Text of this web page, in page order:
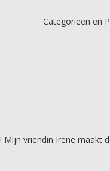
Categorieën en
vriendin Irene maakt